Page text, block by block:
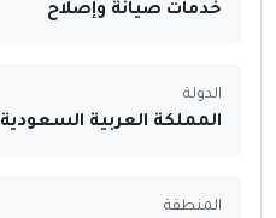
خدمات صيانة وإصلاح
الدولة
المملكة العربية السعودية
المنطقة